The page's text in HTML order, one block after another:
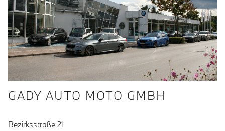
GADY AUTO MOTO GMBH
Bezirksstraße 21